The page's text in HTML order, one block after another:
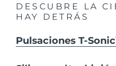
DESCUBRE LA
HAY DETRÁS
Pulsaciones T-Sonic